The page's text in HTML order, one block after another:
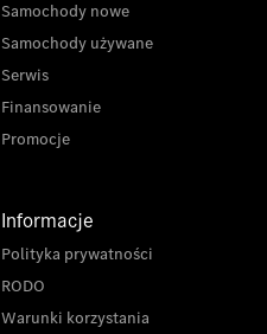
Samochody nowe
Samochody używane
Serwis
Finansowanie
Promocje
Informacje
Polityka prywatności
RODO
Warunki korzystania